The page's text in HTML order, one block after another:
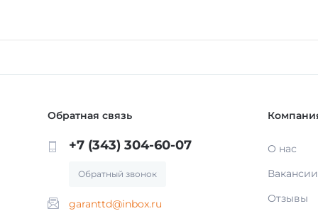
Обратная связь
+7 (343) 304-60-07
Обратный звонок
garanttd@inbox.ru
О нас
Вакансии
Отзывы